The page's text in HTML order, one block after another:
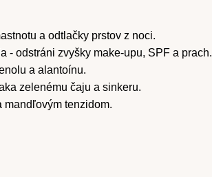
a odtlačky prstov z noci.
- odstráni zvyšky make-upu, SPF a prach.
a alantoínu.
zelenému čaju a sinkeru.
tenzidom.